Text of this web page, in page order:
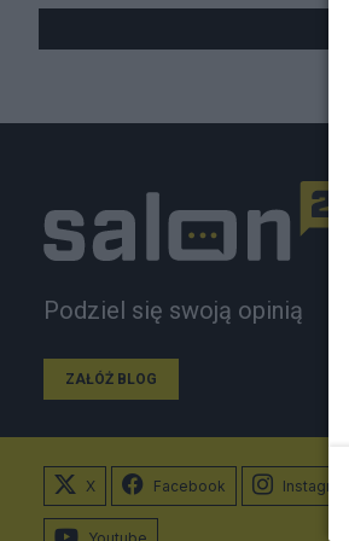
Podziel się swoją opinią
ZAŁÓŻ BLOG
X Facebook Instagram
Youtube